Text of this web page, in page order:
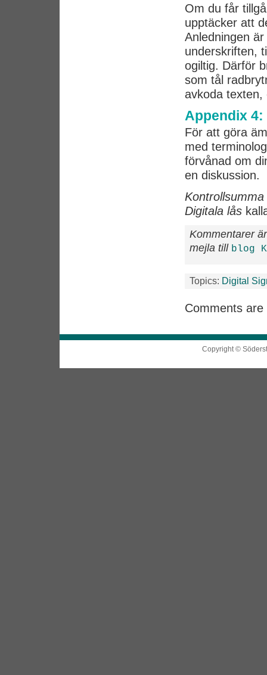
Om du får
upptäcker att
Anledningen
underskriften,
ogiltig. Därför
som tål
avkoda texten,
Appendix 4:
För att göra
med
förvånad om
en diskussion.
Kontrollsumma
Digitala lås
Kommentarer
mejla till blog
Topics: Digital
Comments are
Copyright ©